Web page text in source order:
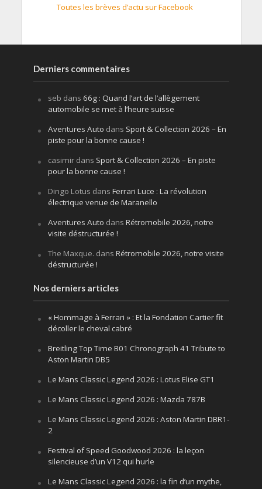
Toutes les brèves d’actu sur Facebook
Derniers commentaires
seb dans 66g : Quand l’art de l’allègement
automobile se met à l’heure suisse
Aventures Auto dans Sport & Collection 2026 – En
piste pour la bonne cause !
casimirdans Sport & Collection 2026 – En piste
pour la bonne cause !
Dingo Lotus dans Ferrari Luce : La révolution
électrique venue de Maranello
Aventures Auto dans Rétromobile 2026, notre
visite déstructurée !
The Maxque. dans Rétromobile 2026, notre visite
déstructurée !
Nos derniers articles
« Hommage à Ferrari » : Et la Fondation Cartier fit
décoller le cheval cabré
Breitling Top Time B01 Chronograph 41 Tribute to
Aston Martin DB5
Le Mans Classic Legend 2026 : Lotus Elise GT1
Le Mans Classic Legend 2026 : Mazda 787B
Le Mans Classic Legend 2026 : Aston Martin DBR1-
2
Festival of Speed Goodwood 2026 : la leçon
silencieuse d’un V12 qui hurle
Le Mans Classic Legend 2026 : la fin d’un mythe,